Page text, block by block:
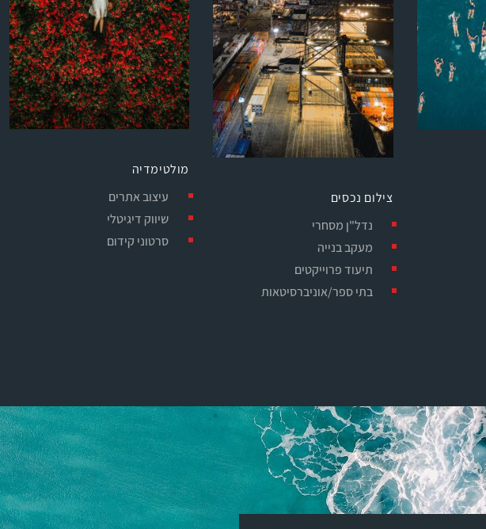
צילום נכסים
נדל"ן מסחרי
מעקב בנייה
תיעוד פרוייקטים
בתי ספר/אוניברסיטאות
מולטימדיה
עיצוב אתרים
שיווק דיגיטלי
סרטוני קידום